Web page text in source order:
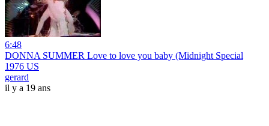
6:48
DONNA SUMMER Love to love you baby (Midnight Special
1976 US
gerard
il y a 19 ans